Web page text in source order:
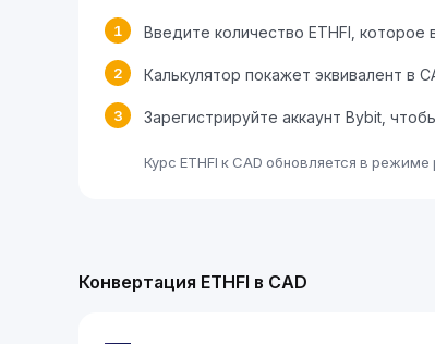
1 Введите количество ETHFI, которое
2 Калькулятор покажет эквивалент в
3 Зарегистрируйте аккаунт Bybit,
Курс ETHFI к CAD обновляется в
Конвертация ETHFI в CAD